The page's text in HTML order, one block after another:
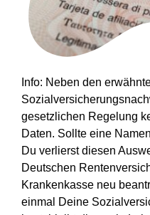
Info: Neben den
gesetzlichen Regelung
Daten. Sollte eine
Du verlierst diesen
Deutschen
Krankenkasse neu
einmal Deine